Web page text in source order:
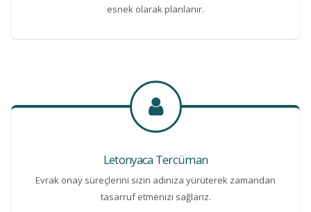
esnek olarak planlanır.
Letonyaca Tercüman
Evrak onay süreçlerini sizin adınıza yürüterek zamandan
tasarruf etmenizi sağlarız.